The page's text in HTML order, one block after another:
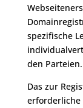
spezifische
den Parteien.
Das zur
erforderliche